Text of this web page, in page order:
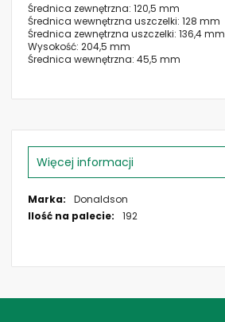
Średnica zewnętrzna: 120,5 mm
Średnica wewnętrzna uszczelki: 128 mm
Średnica zewnętrzna uszczelki: 136,4 mm
Wysokość: 204,5 mm
Średnica wewnętrzna: 45,5 mm
Więcej informacji
Więcej
informacji
Donaldson
192